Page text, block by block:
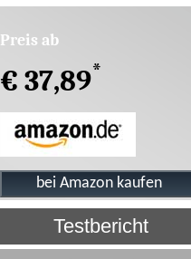
Preis ab
€ 37,89*